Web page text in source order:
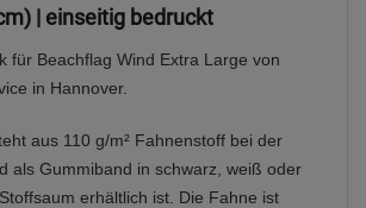
| einseitig bedruckt
für Beachflag Wind Extra Large von
in Hannover.
aus 110 g/m² Fahnenstoff bei der
als Gummiband in schwarz, weiß oder
erhältlich ist. Die Fahne ist